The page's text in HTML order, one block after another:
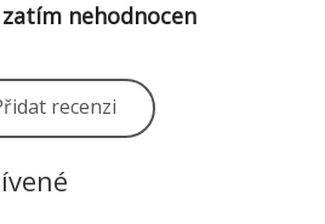
nehodnocen
recenzi